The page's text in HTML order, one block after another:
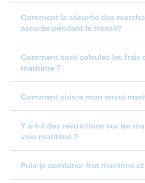
Comment la sécurité des
assurée pendant le transit?
Comment sont calculés les frais
maritime ?
Comment suivre mon envoi
Y a-t-il des restrictions sur les
voie maritime ?
Puis-je combiner fret maritime